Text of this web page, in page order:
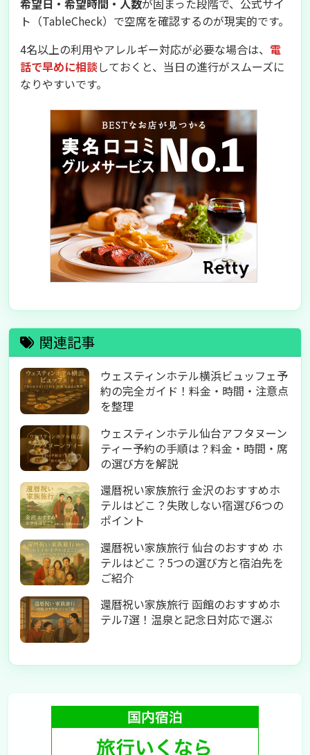
希望日・希望時間・人数が固まった段階で、公式サイ
ト（TableCheck）で空席を確認するのが現実的です。
4名以上の利用やアレルギー対応が必要な場合は、 電
話で早めに相談しておくと、当日の進行がスムーズに
なりやすいです。
関連記事
ウェスティンホテル横浜ビュッフェ予
約の完全ガイド！料金・時間・注意点
を整理
ウェスティンホテル仙台アフタヌーン
ティー予約の手順は？料金・時間・席
の選び方を解説
還暦祝い家族旅行 金沢のおすすめホ
テルはどこ？失敗しない宿選び6つの
ポイント
還暦祝い家族旅行 仙台のおすすめ ホ
テルはどこ？5つの選び方と宿泊先を
ご紹介
還暦祝い家族旅行 函館のおすすめホ
テル7選！温泉と記念日対応で選ぶ